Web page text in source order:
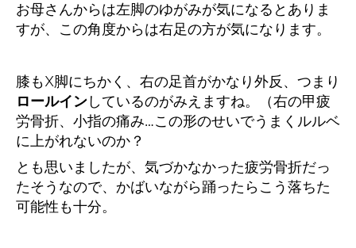
お母さんからは左脚のゆがみが気になるとありま
すが、この角度からは右足の方が気になります。
膝もX脚にちかく、右の足首がかなり外反、つまり
ロールインしているのがみえますね。（右の甲疲
労骨折、小指の痛み…この形のせいでうまくルルベ
に上がれないのか？
とも思いましたが、気づかなかった疲労骨折だっ
たそうなので、かばいながら踊ったらこう落ちた
可能性も十分。